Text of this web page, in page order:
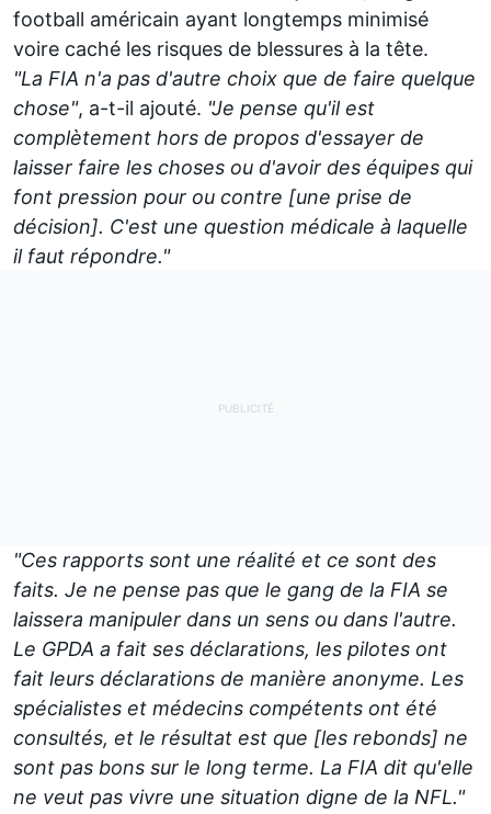
football américain ayant longtemps minimisé
voire caché les risques de blessures à la tête.
"La FIA n'a pas d'autre choix que de faire quelque
chose", a-t-il ajouté. "Je pense qu'il est
complètement hors de propos d'essayer de
laisser faire les choses ou d'avoir des équipes qui
font pression pour ou contre [une prise de
décision]. C'est une question médicale à laquelle
il faut répondre."
"Ces rapports sont une réalité et ce sont des
faits. Je ne pense pas que le gang de la FIA se
laissera manipuler dans un sens ou dans l'autre.
Le GPDA a fait ses déclarations, les pilotes ont
fait leurs déclarations de manière anonyme. Les
spécialistes et médecins compétents ont été
consultés, et le résultat est que [les rebonds] ne
sont pas bons sur le long terme. La FIA dit qu'elle
ne veut pas vivre une situation digne de la NFL."